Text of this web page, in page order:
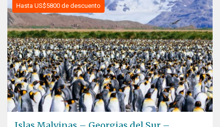
Hasta US$5800 de descuento